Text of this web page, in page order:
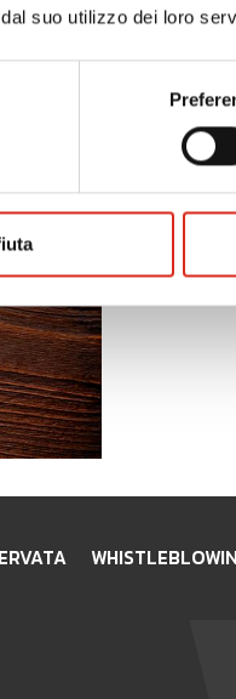
suo utilizzo dei loro
Contatti
Vuoi
supporto